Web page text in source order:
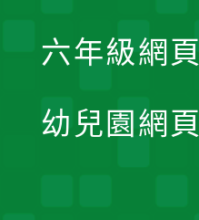
六年級網頁
幼兒園網頁